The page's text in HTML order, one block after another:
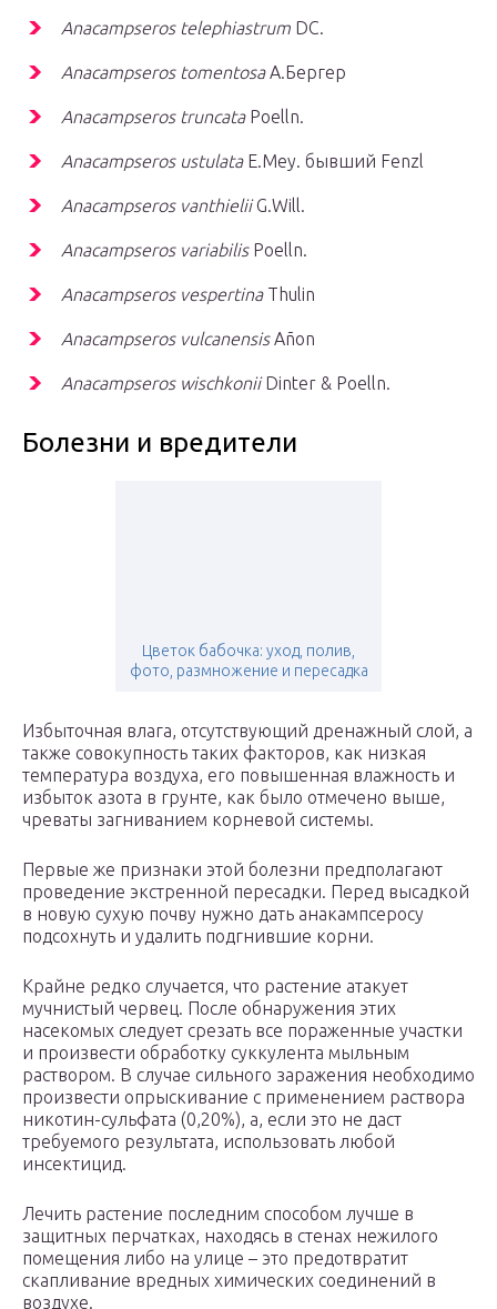
Anacampseros telephiastrum DC.
Anacampseros tomentosa А.Бергер
Anacampseros truncata Poelln.
Anacampseros ustulata E.Mey. бывший Fenzl
Anacampseros vanthielii G.Will.
Anacampseros variabilis Poelln.
Anacampseros vespertina Thulin
Anacampseros vulcanensis Añon
Anacampseros wischkonii Dinter & Poelln.
Болезни и вредители
Цветок бабочка: уход, полив,
фото, размножение и пересадка
Избыточная влага, отсутствующий дренажный слой, а
также совокупность таких факторов, как низкая
температура воздуха, его повышенная влажность и
избыток азота в грунте, как было отмечено выше,
чреваты загниванием корневой системы.
Первые же признаки этой болезни предполагают
проведение экстренной пересадки. Перед высадкой
в новую сухую почву нужно дать анакампсеросу
подсохнуть и удалить подгнившие корни.
Крайне редко случается, что растение атакует
мучнистый червец. После обнаружения этих
насекомых следует срезать все пораженные участки
и произвести обработку суккулента мыльным
раствором. В случае сильного заражения необходимо
произвести опрыскивание с применением раствора
никотин-сульфата (0,20%), а, если это не даст
требуемого результата, использовать любой
инсектицид.
Лечить растение последним способом лучше в
защитных перчатках, находясь в стенах нежилого
помещения либо на улице – это предотвратит
скапливание вредных химических соединений в
воздухе.